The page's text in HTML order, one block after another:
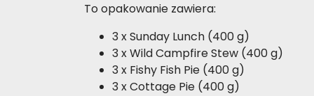
To opakowanie zawiera:
3 x Sunday Lunch (400 g)
3 x Wild Campfire Stew (400 g)
3 x Fishy Fish Pie (400 g)
3 x Cottage Pie (400 g)